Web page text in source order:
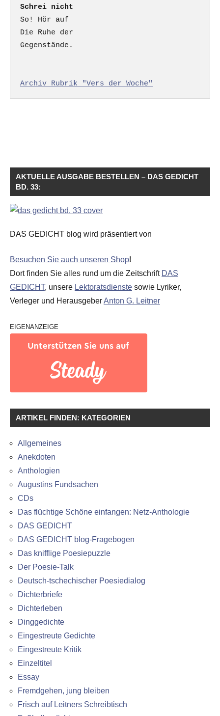
Schrei nicht
So! Hör auf
Die Ruhe der
Gegenstände.
Archiv Rubrik "Vers der Woche"
AKTUELLE AUSGABE BESTELLEN – DAS GEDICHT
BD. 33:
DAS GEDICHT blog wird präsentiert von
Besuchen Sie auch unseren Shop!
Dort finden Sie alles rund um die Zeitschrift DAS
GEDICHT, unsere Lektoratsdienste sowie Lyriker,
Verleger und HerausgeberAnton G. Leitner
EIGENANZEIGE
ARTIKEL FINDEN: KATEGORIEN
Allgemeines
Anekdoten
Anthologien
Augustins Fundsachen
CDs
Das flüchtige Schöne einfangen: Netz-Anthologie
DAS GEDICHT
DAS GEDICHT blog-Fragebogen
Das knifflige Poesiepuzzle
Der Poesie-Talk
Deutsch-tschechischer Poesiedialog
Dichterbriefe
Dichterleben
Dinggedichte
Eingestreute Gedichte
Eingestreute Kritik
Einzeltitel
Essay
Fremdgehen, jung bleiben
Frisch auf Leitners Schreibtisch